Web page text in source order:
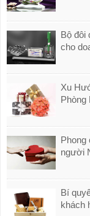
Bộ đôi
cho
Xu
Phòng
Phong
người
Bí
khách